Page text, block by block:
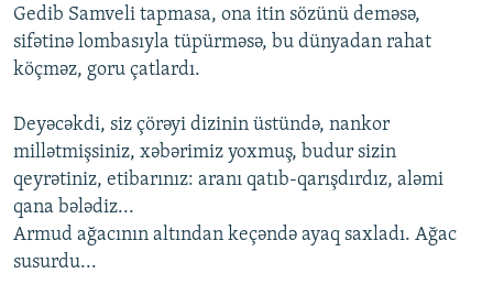
Gedib Samveli tapmasa, ona itin sözünü deməsə,
sifətinə lombasıyla tüpürməsə, bu dünyadan rahat
köçməz, goru çatlardı.
Deyəcəkdi, siz çörəyi dizinin üstündə, nankor
millətmişsiniz, xəbərimiz yoxmuş, budur sizin
qeyrətiniz, etibarınız: aranı qatıb-qarışdırdız, aləmi
qana bələdiz...
Armud ağacının altından keçəndə ayaq saxladı. Ağac
susurdu...